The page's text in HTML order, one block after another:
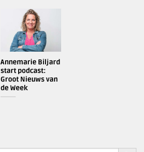
Annemarie Biljard
start podcast:
Groot Nieuws van
de Week